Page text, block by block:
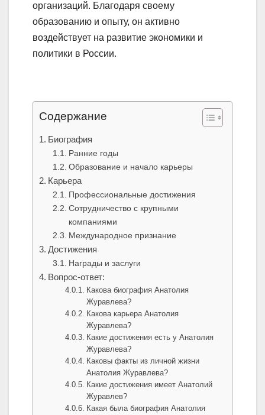
организаций. Благодаря своему
образованию и опыту, он активно
воздействует на развитие экономики и
политики в России.
Содержание
Биография
Ранние годы
Образование и начало карьеры
Карьера
Профессиональные достижения
Сотрудничество с крупными
компаниями
Международное признание
Достижения
Награды и заслуги
Вопрос-ответ:
Какова биография Анатолия
Журавлева?
Какова карьера Анатолия
Журавлева?
Какие достижения есть у Анатолия
Журавлева?
Каковы факты из личной жизни
Анатолия Журавлева?
Какие достижения имеет Анатолий
Журавлев?
Какая была биография Анатолия